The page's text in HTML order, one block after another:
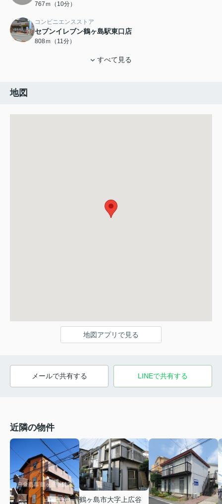
767ｍ（10分）
コンビニエンスストア
セブンイレブン鶴ヶ島駅東口店
808ｍ（11分）
すべて見る
地図
地図アプリで見る
メールで共有する LINEで共有する
近隣の物件
鶴ヶ島市大字上広谷